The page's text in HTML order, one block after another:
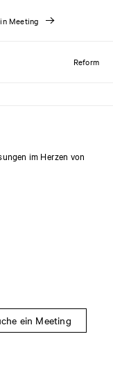
Reform
Meeting
im Herzen von
ein Meeting